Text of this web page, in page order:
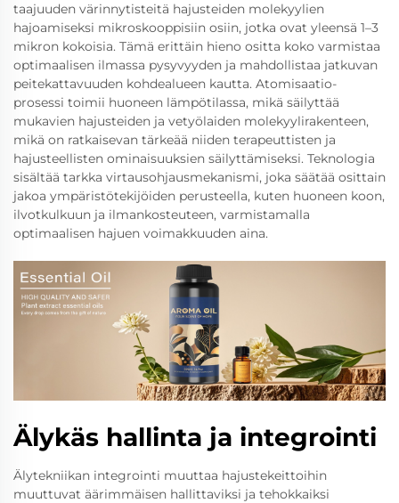
taajuuden värinnytisteitä hajusteiden molekyylien
hajoamiseksi mikroskooppisiin osiin, jotka ovat yleensä 1–3
mikron kokoisia. Tämä erittäin hieno ositta koko varmistaa
optimaalisen ilmassa pysyvyyden ja mahdollistaa jatkuvan
peitekattavuuden kohdealueen kautta. Atomisaatio-
prosessi toimii huoneen lämpötilassa, mikä säilyttää
mukavien hajusteiden ja vetyölaiden molekyylirakenteen,
mikä on ratkaisevan tärkeää niiden terapeuttisten ja
hajusteellisten ominaisuuksien säilyttämiseksi. Teknologia
sisältää tarkka virtausohjausmekanismi, joka säätää osittain
jakoa ympäristötekijöiden perusteella, kuten huoneen koon,
ilvotkulkuun ja ilmankosteuteen, varmistamalla
optimaalisen hajuen voimakkuuden aina.
Älykäs hallinta ja integrointi
Älytekniikan integrointi muuttaa hajustekeittoihin
muuttuvat äärimmäisen hallittaviksi ja tehokkaiksi